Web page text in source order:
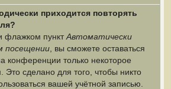
приходится повторять
флажком пунктАвтоматически
посещении , вы сможете оставаться
конференции только некоторое
Это сделано для того, чтобы никто
вашей учётной записью.